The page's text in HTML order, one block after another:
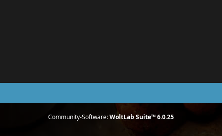
Community-Software:WoltLab Suite™ 6.0.25